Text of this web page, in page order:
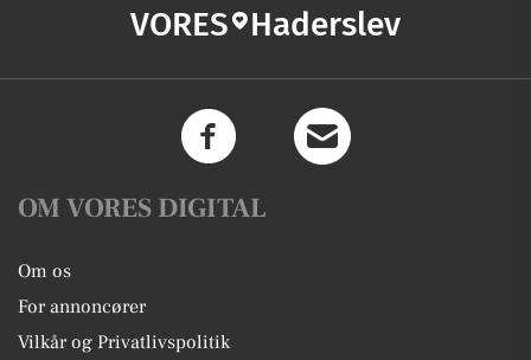
VORES Haderslev
OM VORES DIGITAL
Om os
For annoncører
Vilkår og Privatlivspolitik